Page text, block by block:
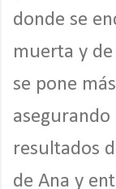
donde se
muerta y
se pone
asegurando
resultados
de Ana y